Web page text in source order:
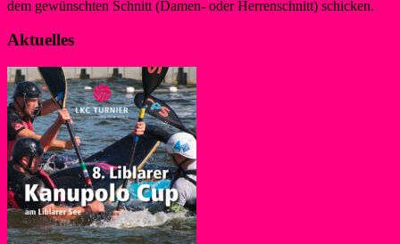
dem gewünschten Schnitt (Damen- oder Herrenschnitt) schicken.
Aktuelles